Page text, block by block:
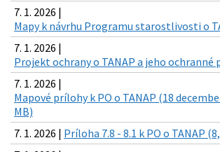
7. 1. 2026 |
Mapy k návrhu Programu starostlivosti o
7. 1. 2026 |
Projekt ochrany o TANAP a jeho ochranné
7. 1. 2026 |
Mapové prílohy k PO o TANAP (18
MB)
7. 1. 2026 | Príloha 7.8 - 8.1 k PO o TANAP